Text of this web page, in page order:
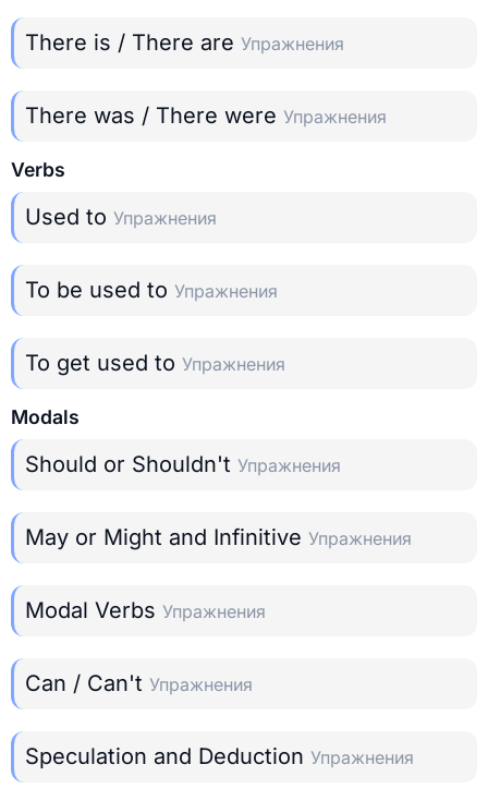
There is / There are Упражнения
There was / There were Упражнения
Verbs
Used to Упражнения
To be used to Упражнения
To get used to Упражнения
Modals
Should or Shouldn't Упражнения
May or Might and Infinitive Упражнения
Modal Verbs Упражнения
Can / Can't Упражнения
Speculation and Deduction Упражнения